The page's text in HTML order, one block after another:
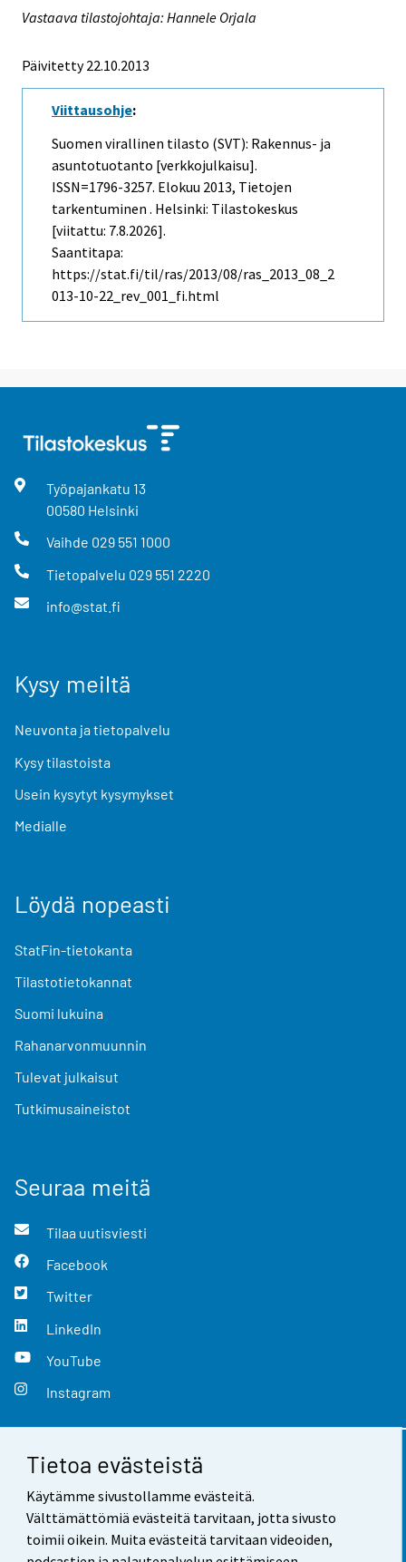
Tietoa evästeistä
Käytämme sivustollamme evästeitä.
Välttämättömiä evästeitä tarvitaan, jotta sivusto
toimii oikein. Muita evästeitä tarvitaan videoiden,
Vastaava tilastojohtaja: Hannele Orjala
Päivitetty 22.10.2013
Viittausohje:
Suomen virallinen tilasto (SVT): Rakennus- ja
asuntotuotanto [verkkojulkaisu].
ISSN=1796-3257. Elokuu 2013, Tietojen
tarkentuminen . Helsinki: Tilastokeskus
[viitattu: 7.8.2026].
Saantitapa:
https://stat.fi/til/ras/2013/08/ras_2013_08_2
013-10-22_rev_001_fi.html
Työpajankatu 13
00580 Helsinki
Vaihde 029 551 1000
Tietopalvelu 029 551 2220
info@stat.fi
Kysy meiltä
Neuvonta ja tietopalvelu
Kysy tilastoista
Usein kysytyt kysymykset
Medialle
Löydä nopeasti
StatFin-tietokanta
Tilastotietokannat
Suomi lukuina
Rahanarvonmuunnin
Tulevat julkaisut
Tutkimusaineistot
Seuraa meitä
Tilaa uutisviesti
Facebook
Twitter
LinkedIn
YouTube
Instagram
Yhteystiedot
Palaute
Käyttöehdot